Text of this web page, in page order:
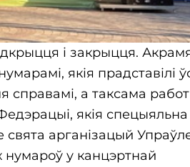
і закрыцця.
якія прадставілі
а таксама
якія спецыяльна
свята арганізацый
нумароў у канцэртнай